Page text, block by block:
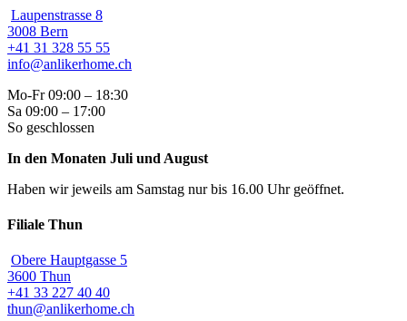
Laupenstrasse 8
3008 Bern
+41 31 328 55 55
info@anlikerhome.ch
Mo-Fr 09:00 – 18:30
Sa 09:00 – 17:00
So geschlossen
In den Monaten Juli und August
Haben wir jeweils am Samstag nur bis 16.00 Uhr geöffnet.
Filiale Thun
Obere Hauptgasse 5
3600 Thun
+41 33 227 40 40
thun@anlikerhome.ch